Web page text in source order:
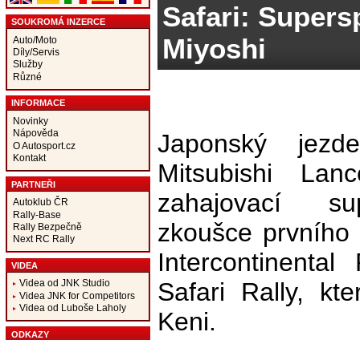
SOUKROMÁ INZERCE
Auto/Moto
Díly/Servis
Služby
Různé
INFORMACE
Novinky
Nápověda
O Autosport.cz
Kontakt
PARTNEŘI
Autoklub ČR
Rally-Base
Rally Bezpečně
Next RC Rally
VIDEA
Videa od JNK Studio
Videa JNK for Competitors
Videa od Luboše Laholy
ODKAZY
Safari:
Miyoshi
Japonský
Mitsubishi
zahajovací
zkoušce
Safari Rally,
Keni.